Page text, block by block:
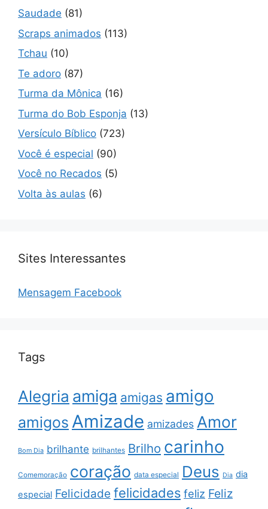
Saudade (81)
Scraps animados (113)
Tchau (10)
Te adoro (87)
Turma da Mônica (16)
Turma do Bob Esponja (13)
Versículo Bíblico (723)
Você é especial (90)
Você no Recados (5)
Volta às aulas (6)
Sites Interessantes
Mensagem Facebook
Tags
Alegria amiga amigas amigo
amigos Amizade amizades Amor
Bom Dia brilhante brilhantes Brilho carinho
Comemoração coração data especial Deus Dia dia
especial Felicidade felicidades feliz Feliz